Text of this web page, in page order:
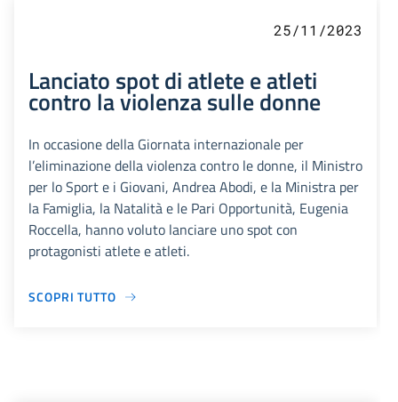
25/11/2023
Lanciato spot di atlete e atleti
contro la violenza sulle donne
In occasione della Giornata internazionale per
l’eliminazione della violenza contro le donne, il Ministro
per lo Sport e i Giovani, Andrea Abodi, e la Ministra per
la Famiglia, la Natalità e le Pari Opportunità, Eugenia
Roccella, hanno voluto lanciare uno spot con
protagonisti atlete e atleti.
SCOPRI TUTTO